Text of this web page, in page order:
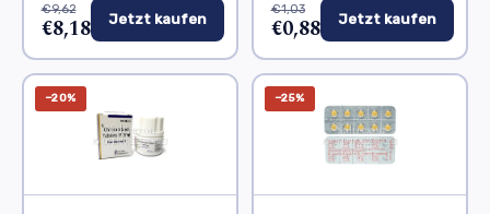
€9,62
€8,18 Jetzt kaufen
€1,03
€0,88 Jetzt kaufen
−20% −25%